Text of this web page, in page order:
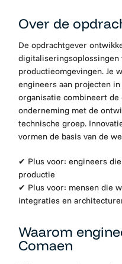
Over de
De opdrachtgever
productieomgevingen. Je
engineers aan projecten
organisatie combineert de
onderneming met de
technische groep.
vormen de basis van de
✔ Plus voor: engineers
productie
✔ Plus voor: mensen die
integraties en
Waarom
Comaen